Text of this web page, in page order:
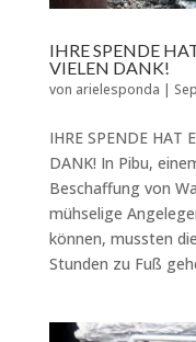
IHRE SPENDE
VIELEN DANK!
von arielesponda |
IHRE SPENDE HAT
DANK! In Pibu,
Beschaffung von
mühselige
können, mussten
Stunden zu Fuß